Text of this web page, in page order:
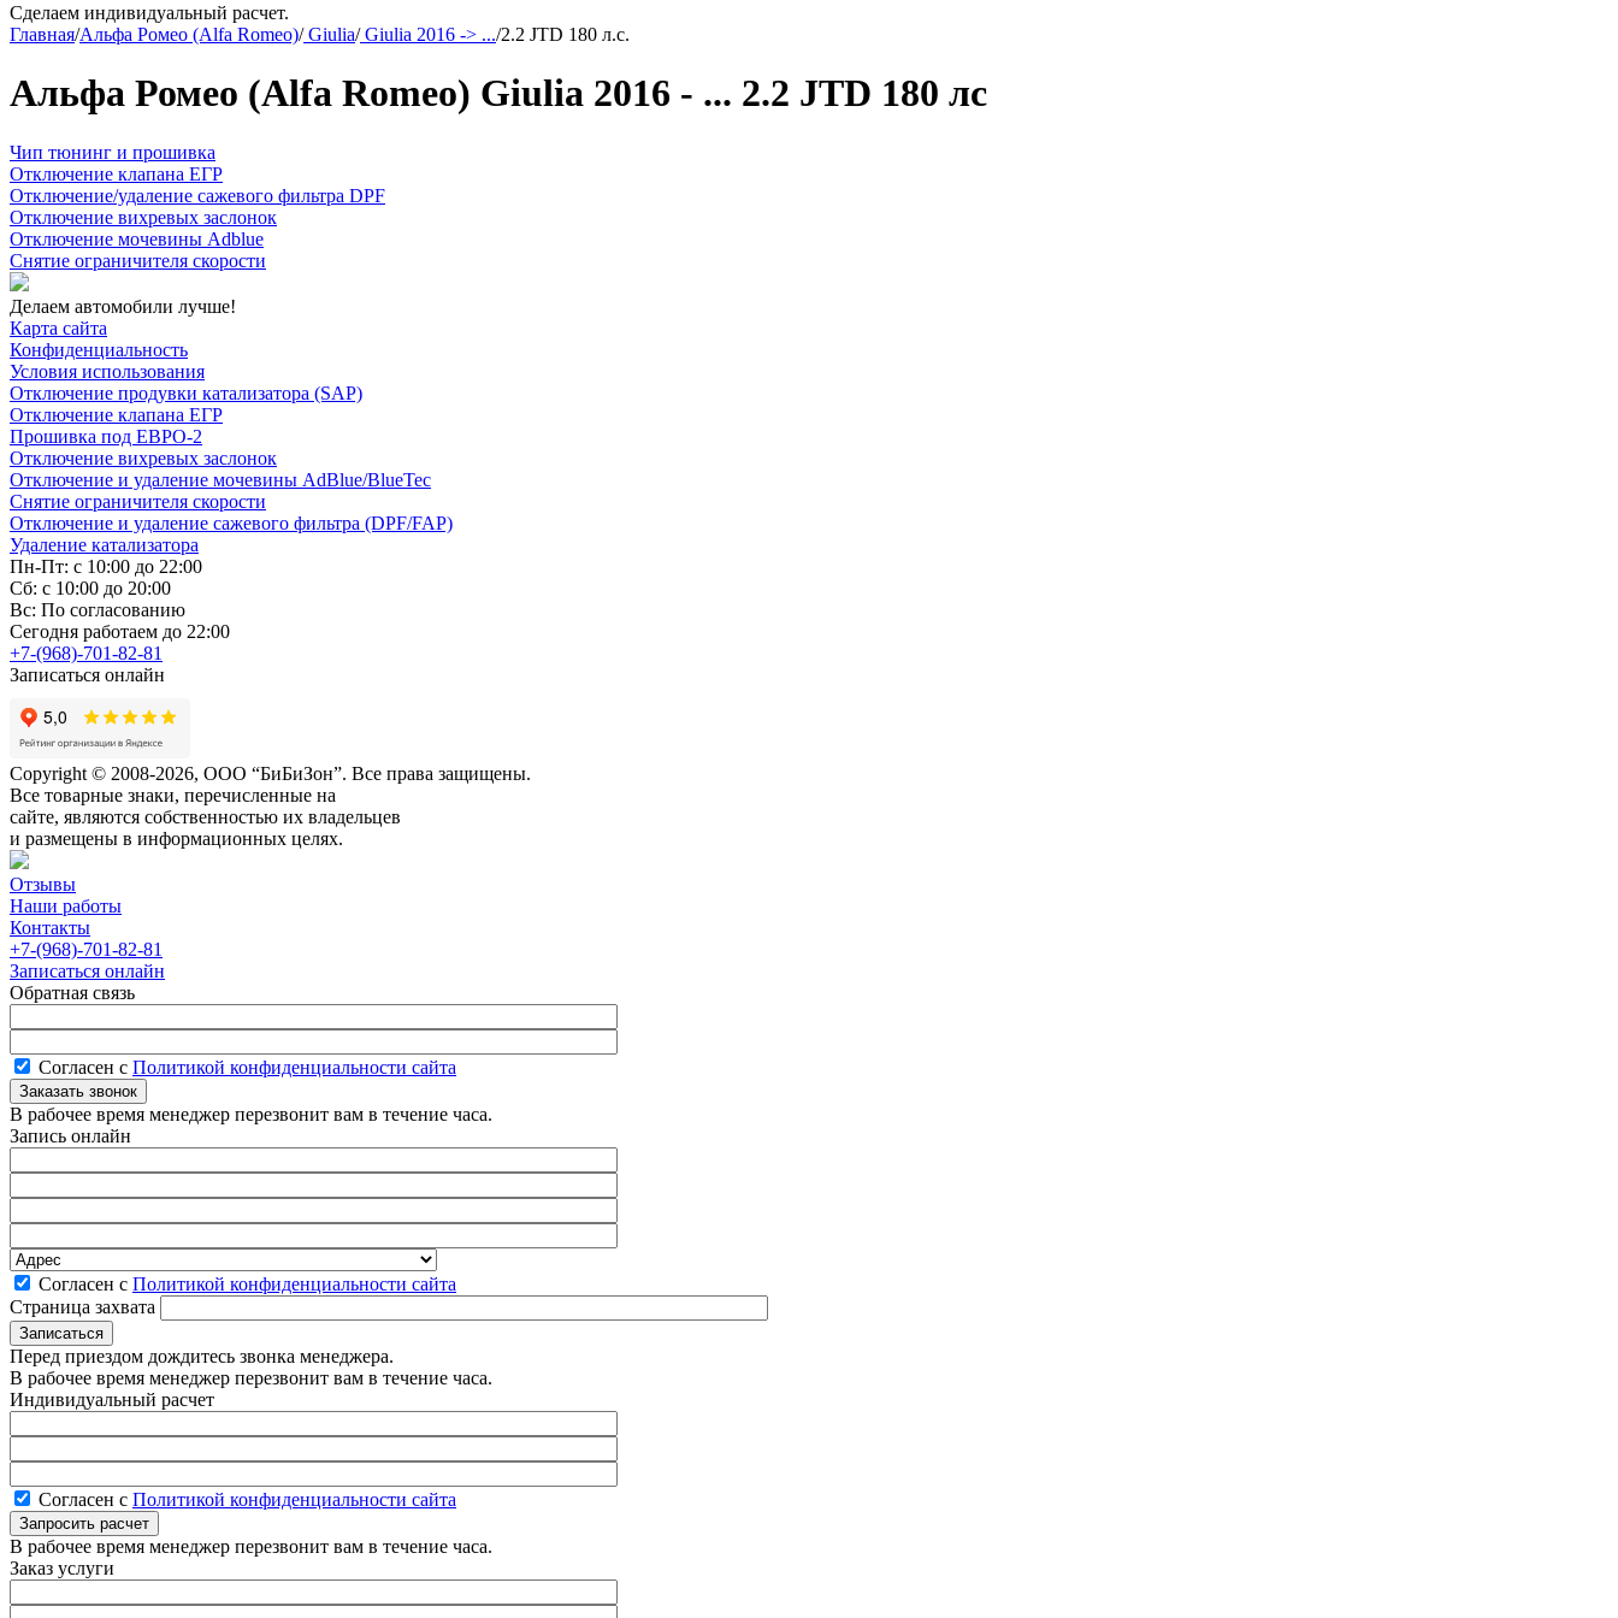
Сделаем индивидуальный расчет.
Главная/Альфа Ромео (Alfa Romeo)/Giulia/Giulia 2016 -> .../2.2 JTD 180 л.с.
Альфа Ромео (Alfa Romeo) Giulia 2016 - ... 2.2 JTD 180 лс
Чип тюнинг и прошивка
Отключение клапана ЕГР
Отключение/удаление сажевого фильтра DPF
Отключение вихревых заслонок
Отключение мочевины Adblue
Снятие ограничителя скорости
Делаем автомобили лучше!
Карта сайта
Конфиденциальность
Условия использования
Отключение продувки катализатора (SAP)
Отключение клапана ЕГР
Прошивка под ЕВРО-2
Отключение вихревых заслонок
Отключение и удаление мочевины AdBlue/BlueTec
Снятие ограничителя скорости
Отключение и удаление сажевого фильтра (DPF/FAP)
Удаление катализатора
Пн-Пт: с 10:00 до 22:00
Сб: с 10:00 до 20:00
Вс: По согласованию
Сегодня работаем до 22:00
+7-(968)-701-82-81
Записаться онлайн
Copyright © 2008-2026, ООО “БиБиЗон”. Все права защищены.
Все товарные знаки, перечисленные на
сайте, являются собственностью их владельцев
и размещены в информационных целях.
Отзывы
Наши работы
Контакты
+7-(968)-701-82-81
Записаться онлайн
Обратная связь
Согласен с Политикой конфиденциальности сайта
В рабочее время менеджер перезвонит вам в течение часа.
Запись онлайн
Согласен с Политикой конфиденциальности сайта
Страница захвата
Перед приездом дождитесь звонка менеджера.
В рабочее время менеджер перезвонит вам в течение часа.
Индивидуальный расчет
Согласен с Политикой конфиденциальности сайта
В рабочее время менеджер перезвонит вам в течение часа.
Заказ услуги